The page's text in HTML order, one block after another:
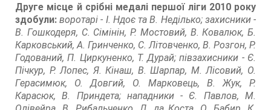
Друге місце й срібні медалі першої ліги 2010 року
здобули: воротарі - І. Ндоє та В. Неділько; захисники -
В. Гошкодеря, С. Сімінін, Р. Мостовий, В. Ковалюк, Б.
Карковський, А. Гринченко, С. Літовченко, В. Розгон, Р.
Годований, П. Циркуненко, Т. Дурай; півзахисники - Є.
Пічкур, Р. Лопес, Я. Кінаш, В. Шарпар, М. Лісовий, О.
Герасимюк, О. Довгий, О. Марковець, В. Жук, Р.
Карасюк, В. Приндета; нападники - Є. Павлов, М.